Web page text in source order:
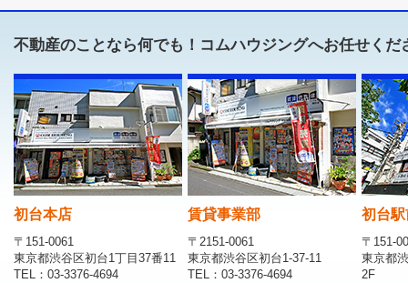
不動産のことなら何でも！コムハウジングへお任せくだ
初台本店
〒151-0061
東京都渋谷区初台1丁目37番11
TEL：03-3376-4694
賃貸事業部
〒2151-0061
東京都渋谷区初台1-37-11
TEL：03-3376-4694
初台
〒151-
東京都
2F